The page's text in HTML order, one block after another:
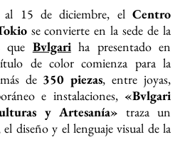
15 de diciembre, el Centro
se convierte en la sede de la
que Bvlgariha presentado en
de color comienza para la
de 350 piezas, entre joyas,
e instalaciones, «Bvlgari
y Artesanía» traza un
diseño y el lenguaje visual de la